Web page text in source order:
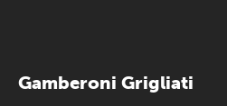
Gamberoni Grigliati